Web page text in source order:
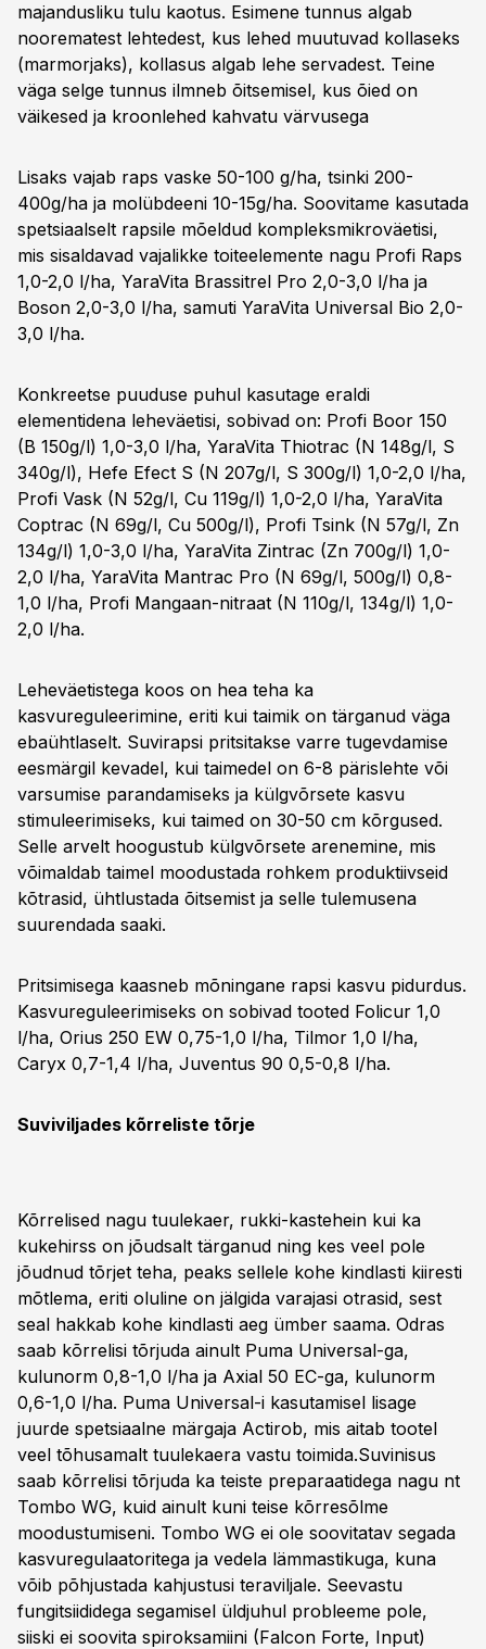
majandusliku tulu kaotus. Esimene tunnus algab
noorematest lehtedest, kus lehed muutuvad kollaseks
(marmorjaks), kollasus algab lehe servadest. Teine
väga selge tunnus ilmneb õitsemisel, kus õied on
väikesed ja kroonlehed kahvatu värvusega
Lisaks vajab raps vaske 50-100 g/ha, tsinki 200-
400g/ha ja molübdeeni 10-15g/ha. Soovitame kasutada
spetsiaalselt rapsile mõeldud kompleksmikroväetisi,
mis sisaldavad vajalikke toiteelemente nagu Profi Raps
1,0-2,0 l/ha, YaraVita Brassitrel Pro 2,0-3,0 l/ha ja
Boson 2,0-3,0 l/ha, samuti YaraVita Universal Bio 2,0-
3,0 l/ha.
Konkreetse puuduse puhul kasutage eraldi
elementidena leheväetisi, sobivad on: Profi Boor 150
(B 150g/l) 1,0-3,0 l/ha, YaraVita Thiotrac (N 148g/l, S
340g/l), Hefe Efect S (N 207g/l, S 300g/l) 1,0-2,0 l/ha,
Profi Vask (N 52g/l, Cu 119g/l) 1,0-2,0 l/ha, YaraVita
Coptrac (N 69g/l, Cu 500g/l), Profi Tsink (N 57g/l, Zn
134g/l) 1,0-3,0 l/ha, YaraVita Zintrac (Zn 700g/l) 1,0-
2,0 l/ha, YaraVita Mantrac Pro (N 69g/l, 500g/l) 0,8-
1,0 l/ha, Profi Mangaan-nitraat (N 110g/l, 134g/l) 1,0-
2,0 l/ha.
Leheväetistega koos on hea teha ka
kasvureguleerimine, eriti kui taimik on tärganud väga
ebaühtlaselt. Suvirapsi pritsitakse varre tugevdamise
eesmärgil kevadel, kui taimedel on 6-8 pärislehte või
varsumise parandamiseks ja külgvõrsete kasvu
stimuleerimiseks, kui taimed on 30-50 cm kõrgused.
Selle arvelt hoogustub külgvõrsete arenemine, mis
võimaldab taimel moodustada rohkem produktiivseid
kõtrasid, ühtlustada õitsemist ja selle tulemusena
suurendada saaki.
Pritsimisega kaasneb mõningane rapsi kasvu pidurdus.
Kasvureguleerimiseks on sobivad tooted Folicur 1,0
l/ha, Orius 250 EW 0,75-1,0 l/ha, Tilmor 1,0 l/ha,
Caryx 0,7-1,4 l/ha, Juventus 90 0,5-0,8 l/ha.
Suviviljades kõrreliste tõrje
Kõrrelised nagu tuulekaer, rukki-kastehein kui ka
kukehirss on jõudsalt tärganud ning kes veel pole
jõudnud tõrjet teha, peaks sellele kohe kindlasti kiiresti
mõtlema, eriti oluline on jälgida varajasi otrasid, sest
seal hakkab kohe kindlasti aeg ümber saama. Odras
saab kõrrelisi tõrjuda ainult Puma Universal-ga,
kulunorm 0,8-1,0 l/ha ja Axial 50 EC-ga, kulunorm
0,6-1,0 l/ha. Puma Universal-i kasutamisel lisage
juurde spetsiaalne märgaja Actirob, mis aitab tootel
veel tõhusamalt tuulekaera vastu toimida.Suvinisus
saab kõrrelisi tõrjuda ka teiste preparaatidega nagu nt
Tombo WG, kuid ainult kuni teise kõrresõlme
moodustumiseni. Tombo WG ei ole soovitatav segada
kasvuregulaatoritega ja vedela lämmastikuga, kuna
võib põhjustada kahjustusi teraviljale. Seevastu
fungitsiididega segamisel üldjuhul probleeme pole,
siiski ei soovita spiroksamiini (Falcon Forte, Input)